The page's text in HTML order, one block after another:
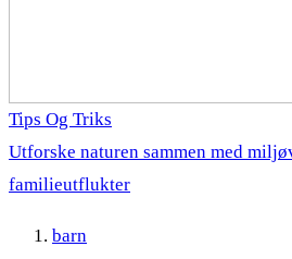
Tips Og Triks
Utforske naturen sammen med
familieutflukter
barn